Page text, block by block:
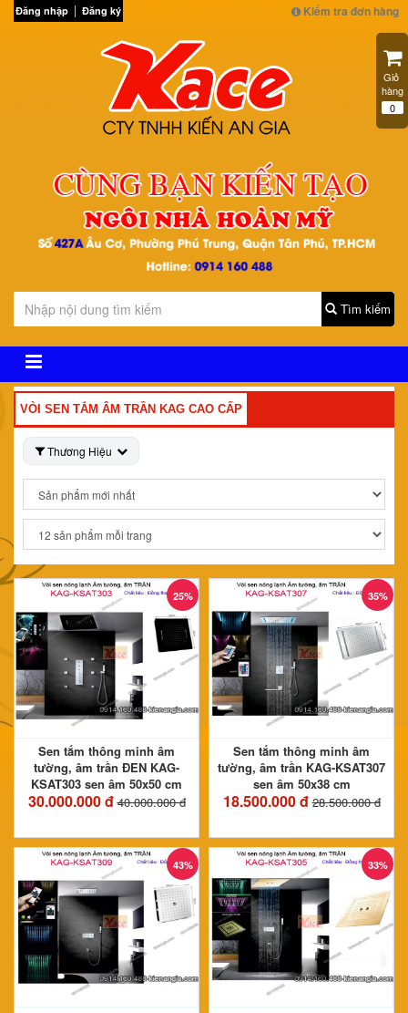
Đăng nhập Đăng ký Kiểm tra đơn hàng
Tìm kiếm
VÒI SEN TẮM ÂM TRẦN KAG CAO CẤP
Thương Hiệu
25%
Sen tắm thông minh âm
tường, âm trần ĐEN KAG-
KSAT303 sen âm 50x50 cm
30.000.000 đ 40.000.000 đ
35%
Sen tắm thông minh âm
tường, âm trần KAG-KSAT307
sen âm 50x38 cm
18.500.000 đ 28.500.000 đ
43% 33%
Giỏ
hàng
0